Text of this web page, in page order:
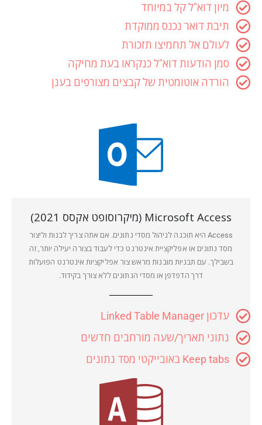
מיון דוא"ל קל במיוחד
תיבת דואר נכנס ממוקדת
לעולם אל תחמיצו תזכורת
סמן הודעות דוא"ל כנקראו בעת מחיקה
הורדה אוטומטית של קבצים מצורפים בענן
Microsoft Access (מיקרוסופט אקסס 2021)
Access היא תוכנה לניהול מסדי נתונים. אם אתה צריך לבנות וליצור
מסד נתונים או אפליקציית אינטרנט כדי לעבוד בצורה יעילה יותר, זה
בשבילך. עם תבניות מובנות מראש צור אפליקציות אינטרנט הפועלות
דרך הדפדפן או מסדי הנתונים ללא צורך בקידוד.
עדכון Linked Table Manager
נתוני תאריך/שעה מורחבים חדשים
Keep tabs באובייקטי מסד נתונים